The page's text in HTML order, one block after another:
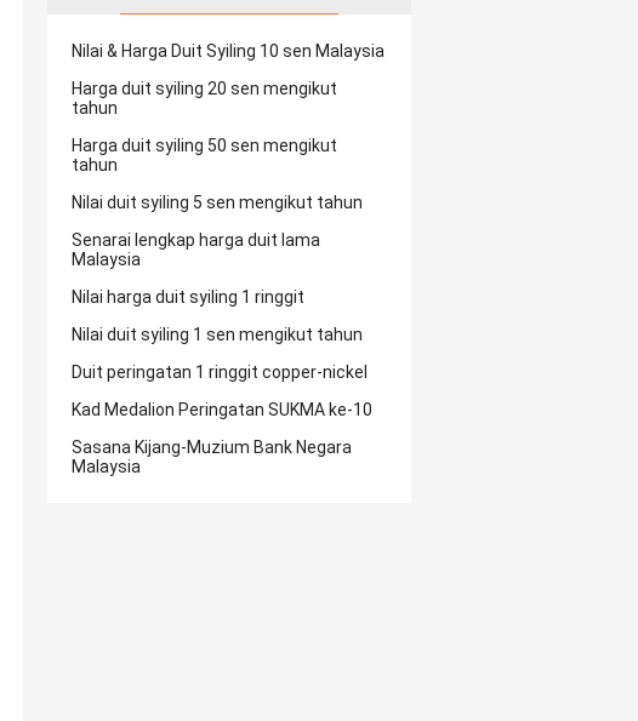
Nilai & Harga Duit Syiling 10 sen Malaysia
Harga duit syiling 20 sen mengikut
tahun
Harga duit syiling 50 sen mengikut
tahun
Nilai duit syiling 5 sen mengikut tahun
Senarai lengkap harga duit lama
Malaysia
Nilai harga duit syiling 1 ringgit
Nilai duit syiling 1 sen mengikut tahun
Duit peringatan 1 ringgit copper-nickel
Kad Medalion Peringatan SUKMA ke-10
Sasana Kijang-Muzium Bank Negara
Malaysia